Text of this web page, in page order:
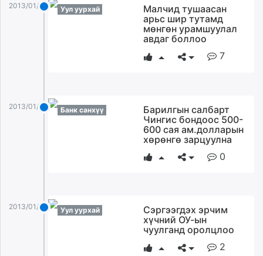
2013/01/18 Уул уурхай
Малчид тушаасан
арьс шир тутамд
мөнгөн урамшуулал
авдаг боллоо
7
2013/01/18 Банк санхүү
Барилгын салбарт
Чингис бондоос 500-
600 сая ам.долларын
хөрөнгө зарцуулна
0
2013/01/18 Уул уурхай
Сэргээгдэх эрчим
хүчний ОУ-ын
чуулганд оролцлоо
2